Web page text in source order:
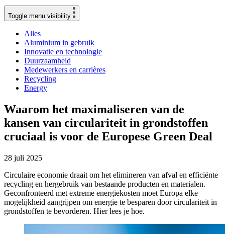
Toggle menu visibility
Alles
Aluminium in gebruik
Innovatie en technologie
Duurzaamheid
Medewerkers en carrières
Recycling
Energy
Waarom het maximaliseren van de
kansen van circulariteit in grondstoffen
cruciaal is voor de Europese Green Deal
28 juli 2025
Circulaire economie draait om het elimineren van afval en efficiënte
recycling en hergebruik van bestaande producten en materialen.
Geconfronteerd met extreme energiekosten moet Europa elke
mogelijkheid aangrijpen om energie te besparen door circulariteit in
grondstoffen te bevorderen. Hier lees je hoe.